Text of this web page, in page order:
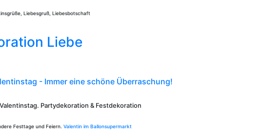
Liebesgruß, Liebesbotschaft
Liebe
- Immer eine schöne Überraschung!
Partydekoration & Festdekoration
Festtage und Feiern. Valentin im Ballonsupermarkt